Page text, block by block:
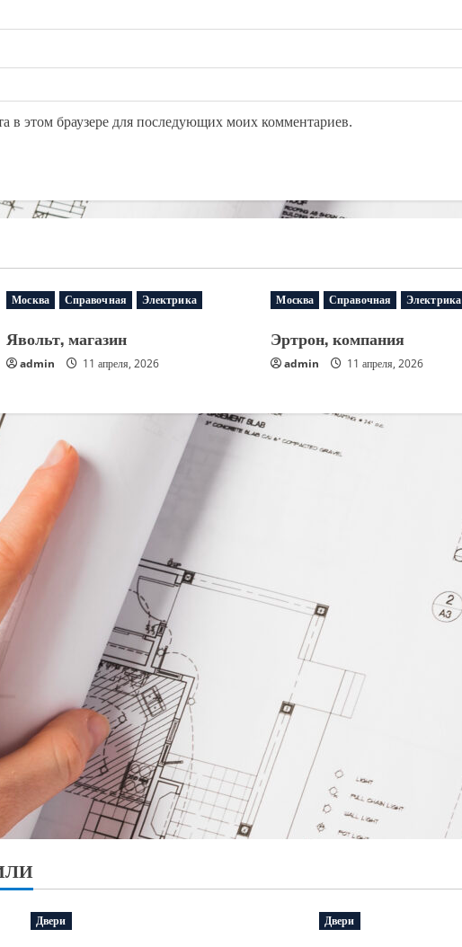
в этом браузере для последующих моих комментариев.
Москва Справочная Электрика
Явольт, магазин
admin 11 апреля, 2026
Москва Справочная Электрика
Эртрон, компания
admin 11 апреля, 2026
Двери Двери